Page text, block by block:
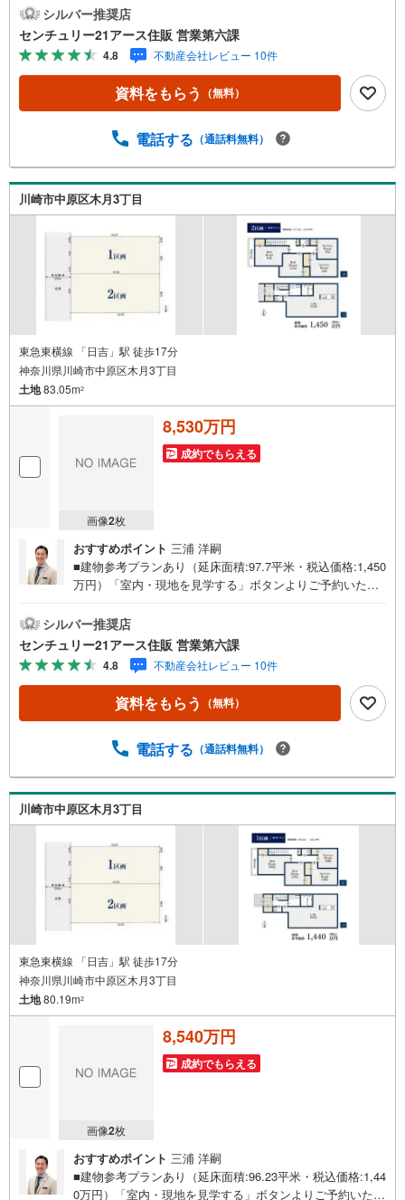
ース住販のポイント】◆センチュリオン獲得店舗◆全国約9
70店舗あるセンチュリー21のお店。その中でも、アメリカ
本部が設ける一定基準を満たした、上位4％しか受賞できな
い賞。それが「センチュリオン」です。弊社はそのセンチ
ュリオンを2002年から欠かすことなく取り続けておりま
す。◆住宅ローン相談会◆お客様にあった無理のない住宅
っております。人生最大のお買い物になりますので、しっ
遇金利にこだわる◆大きな金額を長期間で返済する住宅ロ
ーンは優遇金利が0.1％変わるだけで、支払い総額に大きな
変化が生じます。取引の多い弊社は金融機関の特色、傾
向、トレンドを熟知しておりますので、お客様のニーズに
あった金融機関をご紹介させて頂きます。
シルバー推奨店
センチュリー21アース住販 営業第六課
4.8 不動産会社レビュー 10件
資料をもらう （無料）
電話する （通話料無料）
川崎市中原区木月3丁目
東急東横線 「日吉」駅 徒歩17分
神奈川県川崎市中原区木月3丁目
土地83.05m2
画像2枚
8,530万円
成約でもらえる
おすすめポイント 三浦 洋嗣
■建物参考プランあり（延床面積:97.7平米・税込価格:1,450
万円）「室内・現地を見学する」ボタンよりご予約いただ
ス住販のポイント】◆センチュリオン獲得店舗◆全国約970
店舗あるセンチュリー21のお店。その中でも、アメリカ本
部が設ける一定基準を満たした、上位4％しか受賞できない
賞。それが「センチュリオン」です。弊社はそのセンチュ
リオンを2002年から欠かすことなく取り続けております。
◆住宅ローン相談会◆お客様にあった無理のない住宅ロー
おります。人生最大のお買い物になりますので、しっかり
利にこだわる◆大きな金額を長期間で返済する住宅ローン
は優遇金利が0.1％変わるだけで、支払い総額に大きな変化
が生じます。取引の多い弊社は金融機関の特色、傾向、ト
レンドを熟知しておりますので、お客様のニーズにあった
金融機関をご紹介させて頂きます。
シルバー推奨店
センチュリー21アース住販 営業第六課
4.8 不動産会社レビュー 10件
資料をもらう （無料）
電話する （通話料無料）
川崎市中原区木月3丁目
東急東横線 「日吉」駅 徒歩17分
神奈川県川崎市中原区木月3丁目
土地80.19m2
画像2枚
8,540万円
成約でもらえる
おすすめポイント 三浦 洋嗣
■建物参考プランあり（延床面積:96.23平米・税込価格:1,44
0万円）「室内・現地を見学する」ボタンよりご予約いただ